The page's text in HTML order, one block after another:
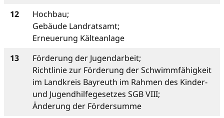
12
Hochbau;
Gebäude Landratsamt;
Erneuerung Kälteanlage
13
Förderung der Jugendarbeit;
Richtlinie zur Förderung der Schwimmfähigkeit
im Landkreis Bayreuth im Rahmen des Kinder-
und Jugendhilfegesetzes SGB VIII;
Änderung der Fördersumme